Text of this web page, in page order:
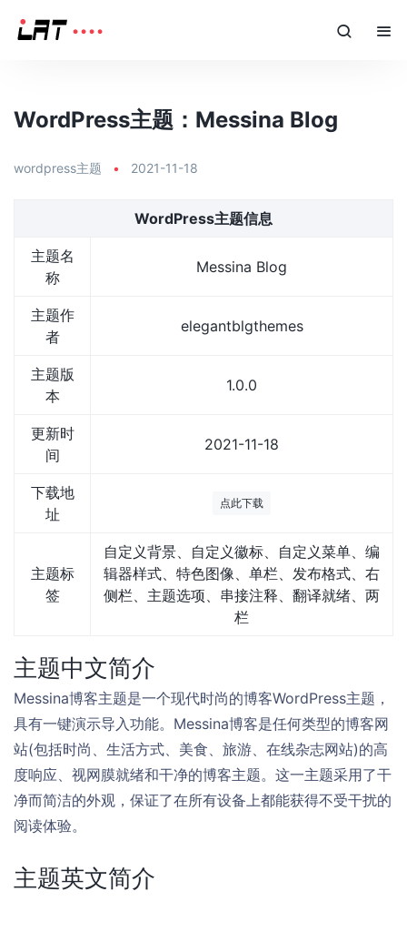
WordPress主题：Messina Blog
wordpress主题 • 2021-11-18
WordPress主题信息
主题名
称
Messina Blog
主题作
者
elegantblgthemes
主题版
本
1.0.0
更新时
间
2021-11-18
下载地
址
点此下载
主题标
签
自定义背景、自定义徽标、自定义菜单、编
辑器样式、特色图像、单栏、发布格式、右
侧栏、主题选项、串接注释、翻译就绪、两
栏
主题中文简介
Messina博客主题是一个现代时尚的博客WordPress主题，
具有一键演示导入功能。Messina博客是任何类型的博客网
站(包括时尚、生活方式、美食、旅游、在线杂志网站)的高
度响应、视网膜就绪和干净的博客主题。这一主题采用了干
净而简洁的外观，保证了在所有设备上都能获得不受干扰的
阅读体验。
主题英文简介